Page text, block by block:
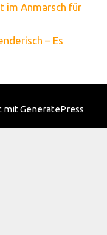
im Anmarsch für
– Es
mitGeneratePress